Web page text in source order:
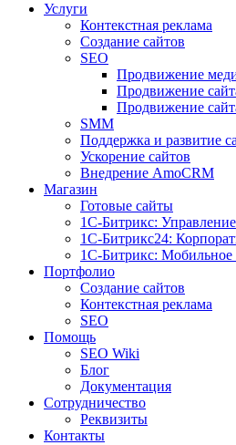
Услуги
Контекстная реклама
Создание сайтов
SEO
Продвижение
Продвижение
Продвижение
SMM
Поддержка и развитие
Ускорение сайтов
Внедрение AmoCRM
Магазин
Готовые сайты
1С-Битрикс:
1С-Битрикс24:
1С-Битрикс:
Портфолио
Создание сайтов
Контекстная реклама
SEO
Помощь
SEO Wiki
Блог
Документация
Сотрудничество
Реквизиты
Контакты